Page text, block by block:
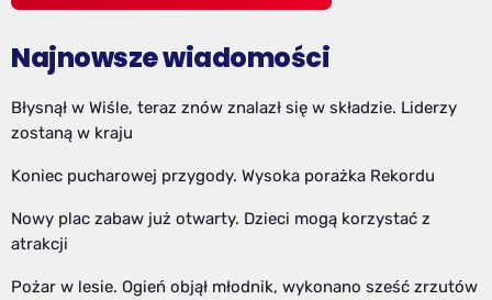
Najnowsze wiadomości
Błysnął w Wiśle, teraz znów znalazł się w składzie. Liderzy
zostaną w kraju
Koniec pucharowej przygody. Wysoka porażka Rekordu
Nowy plac zabaw już otwarty. Dzieci mogą korzystać z
atrakcji
Pożar w lesie. Ogień objął młodnik, wykonano sześć zrzutów